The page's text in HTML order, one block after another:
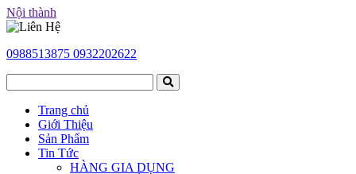
Nội thành
0988513875 0932202622
Trang chủ
Giới Thiệu
Sản Phẩm
Tin Tức
HÀNG GIA DỤNG